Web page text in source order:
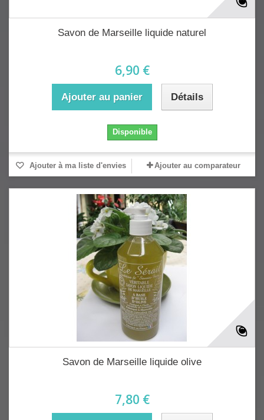
Savon de Marseille liquide naturel
6,90 €
Ajouter au panier Détails
Disponible
Ajouter à ma liste d'envies Ajouter au comparateur
Savon de Marseille liquide olive
7,80 €